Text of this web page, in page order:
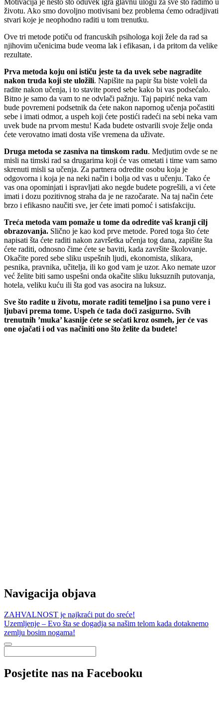
životu. Ako smo dovoljno motivisani bez problema ćemo odradjivati
stvari koje je neophodno raditi u tom trenutku.
Ove tri metode potiču od francuskih psihologa koji žele da rad sa
njihovim učenicima bude veoma lak i efikasan, i da pritom da velike
rezultate.
Prva metoda koju oni ističu jeste ta da uvek sebe nagradite
nakon truda koji ste uložili. Napišite na papir šta biste voleli da
radite nakon učenja, i to stavite pored sebe kako bi vas podsećalo.
Bitno je samo da vam to ne odvlači pažnju. Taj papirić neka vam
bude povremeni podsetnik da ćete nakon napornog učenja počastiti
sebe i imati odmor, a uspeh koji ćete postići radeći na sebi neka vam
uvek bude na prvom mestu! Kada budete ostvarili svoje želje onda
ćete verovatno imati dosta više vremena da uživate.
Druga metoda se zasniva na timskom radu. Medjutim ovde se ne
misli na timski rad sa drugarima koji će vas ometati i time vam samo
skrenuti misli sa učenja. Za partnera odredite osobu koja je
odgovorna i koja je na neki način i bolja od vas u učenju. Tako će
vas ona opominjati i ispravljati ako negde budete pogrešili, a vi ćete
imati i dozu pozitivnog straha da je ne razočarate. Na taj način ćete
brzo i efikasno naučiti sve, jer ćete imati pomoć i satisfakciju.
Treća metoda vam pomaže u tome da odredite vaš kranji cilj
obrazovanja. Slično je kao kod prve metode. Pored toga što ćete
napisati šta ćete raditi nakon završetka učenja tog dana, zapišite šta
ćete raditi, odnosno čime ćete se baviti, kada završite školovanje.
Okačite pored sebe sliku uspešnih ljudi, ekonomista, slikara,
pesnika, pravnika, učitelja, ili ko god vam je uzor. Ako nemate uzor
već želite biti samo uspešni onda okačite sliku luksuznih putovanja,
hotela, veliku kuću ili šta god vas asocira na luksuz.
Sve što radite u životu, morate raditi temeljno i sa puno vere i
ljubavi prema tome. Uspeh će tada doći zasigurno. Svih
trenutnih ’muka’ kasnije ćete se sećati kroz osmeh, jer će vas
one ojačati i od vas načiniti ono što želite da budete!
Navigacija objava
ZAHVALNOST je najkraći put do sreće!
Uzemljenje – Evo šta se dogadja sa našim telom kada dotaknemo
zemlju bosim nogama!
Posjetite nas na Facebooku